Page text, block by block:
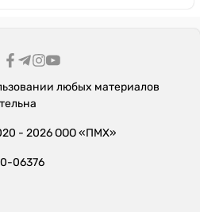
любых материалов
- 2026 ООО «ПМХ»
06376